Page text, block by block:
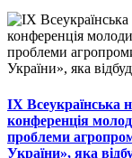
ІХ Всеукраїнська
конференція
проблеми
України», яка